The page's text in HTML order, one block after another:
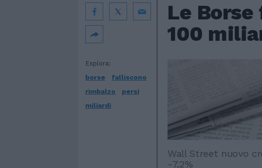
Le
100
Esplora:
borse
falliscono
rimbalzo
persi
miliardi
Wall Street nuovo
-7,2%